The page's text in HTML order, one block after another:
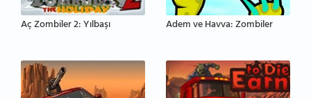
Aç Zombiler 2: Yılbaşı Adem ve Havva: Zombiler